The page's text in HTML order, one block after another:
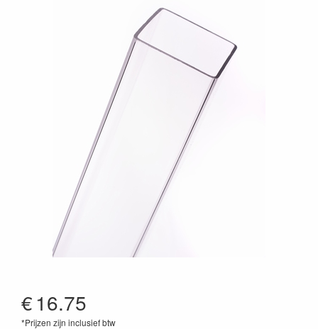
€16.75
*Prijzen zijn inclusief btw